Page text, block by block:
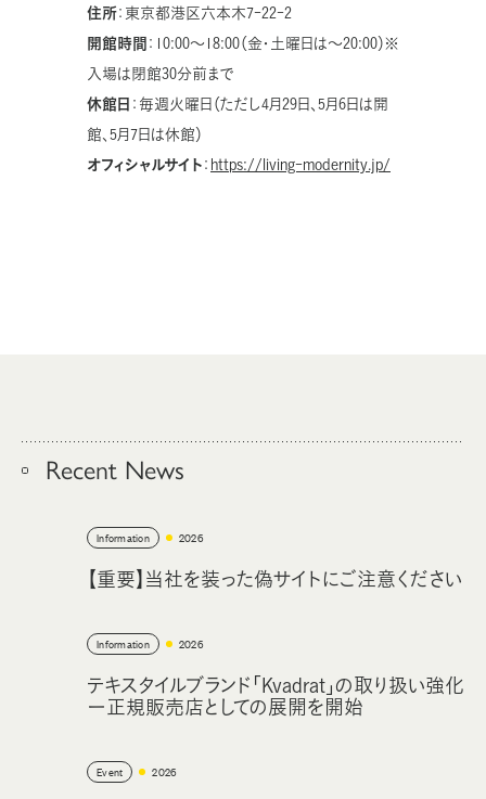
住所：東京都港区六本木7-22-2
開館時間： 10:00～ 18:00（金・土曜日は～20:00）※
入場は閉館30分前まで
休館日 ：毎週火曜日（ただし4月29日、 5月6日は開
館、 5月7日は休館）
オフィシャルサイト： https://living-modernity.jp/
Recent News
Information 2026
【重要】当社を装った偽サイトにご注意ください
Information 2026
テキスタイルブランド「Kvadrat」の取り扱い強化
ー正規販売店としての展開を開始
Event 2026